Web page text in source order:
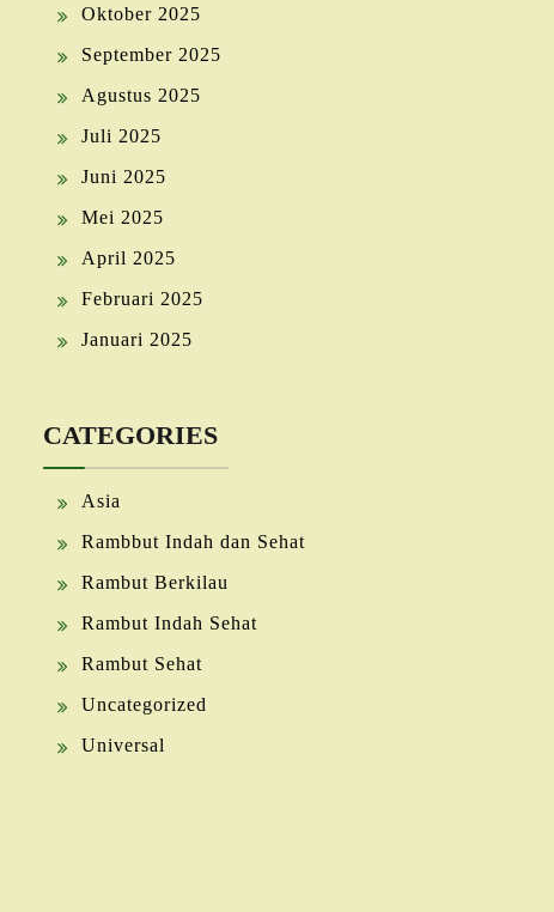
Oktober 2025
September 2025
Agustus 2025
Juli 2025
Juni 2025
Mei 2025
April 2025
Februari 2025
Januari 2025
CATEGORIES
Asia
Rambbut Indah dan Sehat
Rambut Berkilau
Rambut Indah Sehat
Rambut Sehat
Uncategorized
Universal